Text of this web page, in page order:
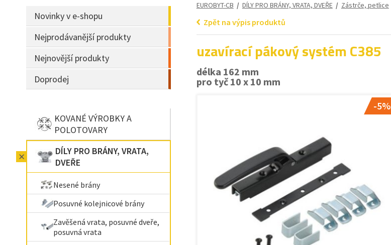
Novinky v e-shopu
Nejprodávanější produkty
Nejnovější produkty
Doprodej
KOVANÉ VÝROBKY A
POLOTOVARY
DÍLY PRO BRÁNY, VRATA,
DVEŘE
Nesené brány
Posuvné kolejnicové brány
Zavěšená vrata, posuvné dveře,
posuvná vrata
EUROBYT-CB / DÍLY PRO BRÁNY, VRATA, DVEŘE/ Zástrče, petlice
Zpět na výpis produktů
uzavírací pákový systém C385
délka 162 mm
pro tyč 10 x 10 mm
-5%